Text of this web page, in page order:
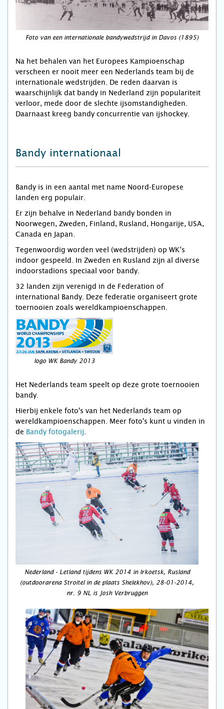
Foto van een internationale bandywedstrijd in Davos (1895)
Na het behalen van het Europees Kampioenschap
verscheen er nooit meer een Nederlands team bij de
internationale wedstrijden. De reden daarvan is
waarschijnlijk dat bandy in Nederland zijn populariteit
verloor, mede door de slechte ijsomstandigheden.
Daarnaast kreeg bandy concurrentie van ijshockey.
Bandy internationaal
Bandy is in een aantal met name Noord-Europese
landen erg populair.
Er zijn behalve in Nederland bandy bonden in
Noorwegen, Zweden, Finland, Rusland, Hongarije, USA,
Canada en Japan.
Tegenwoordig worden veel (wedstrijden) op WK’s
indoor gespeeld. In Zweden en Rusland zijn al diverse
indoorstadions speciaal voor bandy.
32 landen zijn verenigd in de Federation of
international Bandy. Deze federatie organiseert grote
toernooien zoals wereldkampioenschappen.
logo WK Bandy 2013
Het Nederlands team speelt op deze grote toernooien
bandy.
Hierbij enkele foto's van het Nederlands team op
wereldkampioenschappen. Meer foto's kunt u vinden in
de Bandy fotogalerij
Nederland - Letland tijdens WK 2014 in Irkoetsk, Rusland
(outdoorarena Stroitel in de plaats Shelekhov), 28-01-2014,
nr. 9 NL is Josh Verbruggen